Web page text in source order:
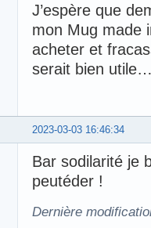
J’espère que
mon Mug made
acheter et
serait bien
2023-03-03 16:46:34
Bar sodilarité je
peutéder !
Dernière